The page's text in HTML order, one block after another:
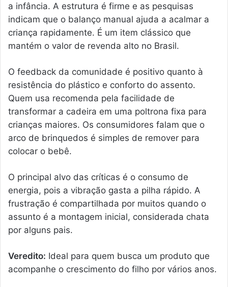
a infância. A estrutura é firme e as pesquisas
indicam que o balanço manual ajuda a acalmar a
criança rapidamente. É um item clássico que
mantém o valor de revenda alto no Brasil.
O feedback da comunidade é positivo quanto à
resistência do plástico e conforto do assento.
Quem usa recomenda pela facilidade de
transformar a cadeira em uma poltrona fixa para
crianças maiores. Os consumidores falam que o
arco de brinquedos é simples de remover para
colocar o bebê.
O principal alvo das críticas é o consumo de
energia, pois a vibração gasta a pilha rápido. A
frustração é compartilhada por muitos quando o
assunto é a montagem inicial, considerada chata
por alguns pais.
Veredito: Ideal para quem busca um produto que
acompanhe o crescimento do filho por vários anos.